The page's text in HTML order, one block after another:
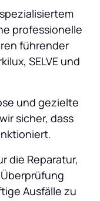
professionelle
führender
SELVE und
und gezielte
sicher, dass
die Reparatur,
Ausfälle zu